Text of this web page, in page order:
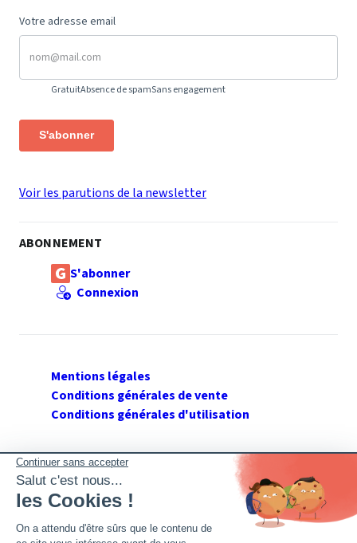
Votre adresse email
GratuitAbsence de spamSans engagement
S'abonner
Voir les parutions de la newsletter
ABONNEMENT
S'abonner
Connexion
Mentions légales
Conditions générales de vente
Conditions générales d'utilisation
SUIVEZ GERANT DE SARL